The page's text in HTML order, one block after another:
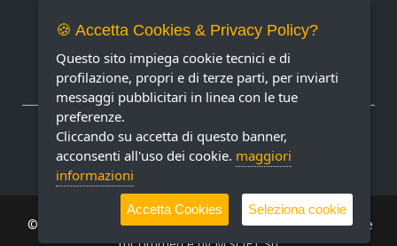
Fax +39 0464 430938
E-mail:marenga@marenga.it
Partita IVA IT02232370227
METODI DI PAGAMENTO ACCETTATI
© MARENGA Srl 2022 All rights reserved. Design & Software
🍪 Accetta Cookies & Privacy Policy?
Questo sito impiega cookie tecnici e di
profilazione, propri e di terze parti, per inviarti
messaggi pubblicitari in linea con le tue
preferenze.
Cliccando su accetta di questo banner,
acconsenti all'uso dei cookie. maggiori
informazioni
Accetta Cookies Seleziona cookie